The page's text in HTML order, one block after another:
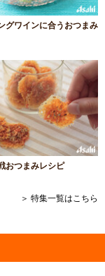
グワインに合うおつまみ
おつまみレシピ
＞ 特集一覧はこちら